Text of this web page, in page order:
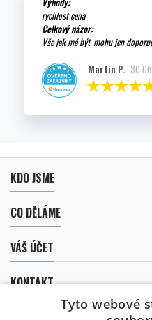
rychlost cena
Celkový názor:
Vše jak má být, mohu jen
Martin P.
KDO JSME
CO DĚLÁME
VÁŠ ÚČET
KONTAKT
Tyto webové